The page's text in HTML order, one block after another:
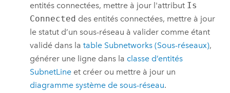
entités connectées, mettre à jour l'attribut Is
Connected des entités connectées, mettre à jour
le statut d’un sous-réseau à valider comme étant
validé dans latable Subnetworks (Sous-réseaux),
générer une ligne dans la classe d’entités
SubnetLine et créer ou mettre à jour un
diagramme système de sous-réseau.